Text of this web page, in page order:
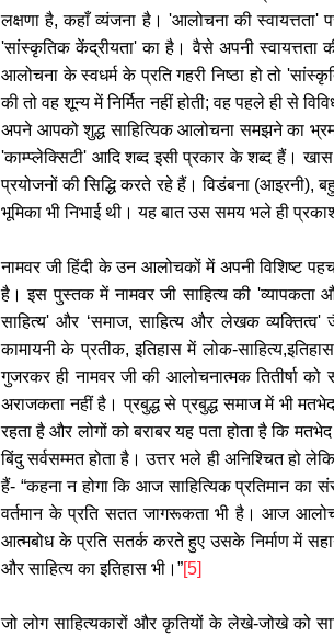
लक्षणा है, कहाँ व्यंजना है। 'आलोचना की
'सांस्कृतिक केंद्रीयता' का है। वैसे अपनी स्वायत्तता
आलोचना के स्वधर्म के प्रति गहरी निष्ठा हो तो
की तो वह शून्य में निर्मित नहीं होती; वह पहले ही से
अपने आपको शुद्ध साहित्यिक आलोचना समझने का
'काम्प्लेक्सिटी' आदि शब्द इसी प्रकार के शब्द हैं।
प्रयोजनों की सिद्धि करते रहे हैं। विडंबना (आइरनी),
भूमिका भी निभाई थी। यह बात उस समय भले ही
नामवर जी हिंदी के उन आलोचकों में अपनी विशिष्ट
है। इस पुस्तक में नामवर जी साहित्य की
साहित्य' और ‘समाज, साहित्य और लेखक व्यक्तित्व'
कामायनी के प्रतीक, इतिहास में लोक-
गुजरकर ही नामवर जी की आलोचनात्मक तितीर्षा
अराजकता नहीं है। प्रबुद्ध से प्रबुद्ध समाज में भी
रहता है और लोगों को बराबर यह पता होता है कि
बिंदु सर्वसम्मत होता है। उत्तर भले ही अनिश्चित
हैं- “कहना न होगा कि आज साहित्यिक प्रतिमान का
वर्तमान के प्रति सतत जागरूकता भी है। आज
आत्मबोध के प्रति सतर्क करते हुए उसके निर्माण में
और साहित्य का इतिहास भी।”[5]
जो लोग साहित्यकारों और कृतियों के लेखे-जोखे को